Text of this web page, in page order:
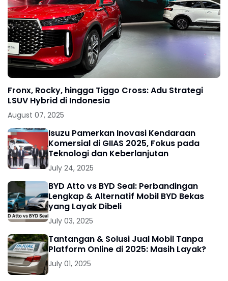
Fronx, Rocky, hingga Tiggo Cross: Adu Strategi
LSUV Hybrid di Indonesia
August 07, 2025
Isuzu Pamerkan Inovasi Kendaraan
Komersial di GIIAS 2025, Fokus pada
Teknologi dan Keberlanjutan
July 24, 2025
BYD Atto vs BYD Seal: Perbandingan
Lengkap & Alternatif Mobil BYD Bekas
yang Layak Dibeli
July 03, 2025
Tantangan & Solusi Jual Mobil Tanpa
Platform Online di 2025: Masih Layak?
July 01, 2025